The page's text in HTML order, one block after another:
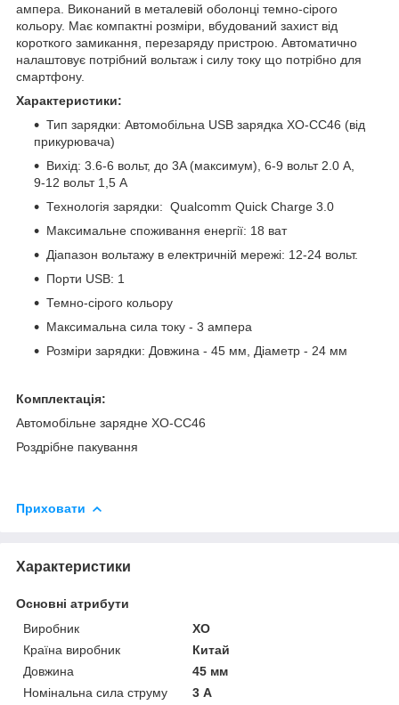
ампера. Виконаний в металевій оболонці темно-сірого
кольору. Має компактні розміри, вбудований захист від
короткого замикання, перезаряду пристрою. Автоматично
налаштовує потрібний вольтаж і силу току що потрібно для
смартфону.
Характеристики:
Тип зарядки: Автомобільна USB зарядка XO-CC46 (від
прикурювача)
Вихід: 3.6-6 вольт, до 3A (максимум), 6-9 вольт 2.0 А,
9-12 вольт 1,5 А
Технологія зарядки: Qualcomm Quick Charge 3.0
Максимальне споживання енергії: 18 ват
Діапазон вольтажу в електричній мережі: 12-24 вольт.
Порти USB: 1
Темно-сірого кольору
Максимальна сила току - 3 ампера
Розміри зарядки: Довжина - 45 мм, Діаметр - 24 мм
Комплектація:
Автомобільне зарядне XO-CC46
Роздрібне пакування
Приховати
Характеристики
Основні атрибути
Виробник
XO
Країна виробник
Китай
Довжина
45 мм
Номінальна сила струму
3 А